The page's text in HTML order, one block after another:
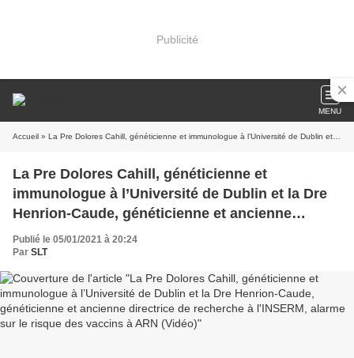
Publicité
MENU
Accueil » La Pre Dolores Cahill, généticienne et immunologue à l’Université de Dublin et la Dre Henrion-Caude, généticienne et ancienne directrice de recherche à l'INSERM, alarme sur le risque des vaccins à ARN (Vidéo)
La Pre Dolores Cahill, généticienne et
immunologue à l’Université de Dublin et la Dre
Henrion-Caude, généticienne et ancienne
directrice de recherche à l'INSERM, alarme sur
le risque des vaccins à ARN (Vidéo)
Publié le 05/01/2021 à 20:24
Par SLT